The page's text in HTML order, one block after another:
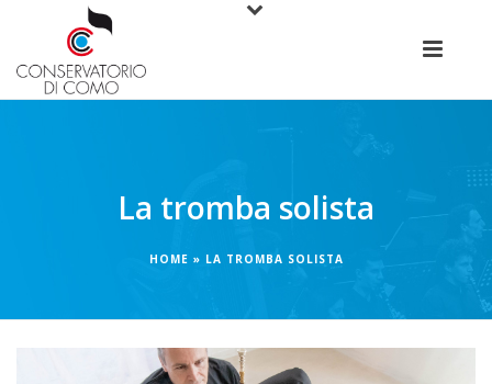
La tromba solista
HOME » LA TROMBA SOLISTA